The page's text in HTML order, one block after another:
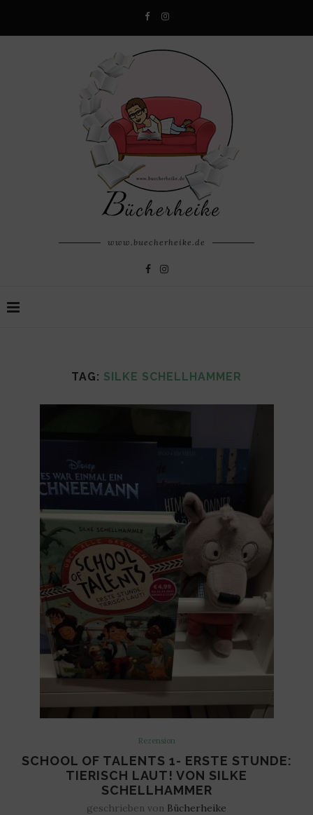
www.buecherheike.de
TAG: SILKE SCHELLHAMMER
Rezension
SCHOOL OF TALENTS 1- ERSTE STUNDE:
TIERISCH LAUT! VON SILKE
SCHELLHAMMER
geschrieben von Bücherheike